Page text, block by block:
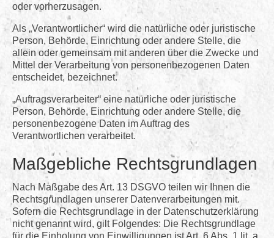
oder vorherzusagen.
Als „Verantwortlicher“ wird die natürliche oder juristische
Person, Behörde, Einrichtung oder andere Stelle, die
allein oder gemeinsam mit anderen über die Zwecke und
Mittel der Verarbeitung von personenbezogenen Daten
entscheidet, bezeichnet.
„Auftragsverarbeiter“ eine natürliche oder juristische
Person, Behörde, Einrichtung oder andere Stelle, die
personenbezogene Daten im Auftrag des
Verantwortlichen verarbeitet.
Maßgebliche Rechtsgrundlagen
Nach Maßgabe des Art. 13 DSGVO teilen wir Ihnen die
Rechtsgrundlagen unserer Datenverarbeitungen mit.
Sofern die Rechtsgrundlage in der Datenschutzerklärung
nicht genannt wird, gilt Folgendes: Die Rechtsgrundlage
für die Einholung von Einwilligungen ist Art. 6 Abs. 1 lit. a